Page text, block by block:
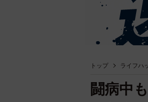
トップ ライフハ
闘病中